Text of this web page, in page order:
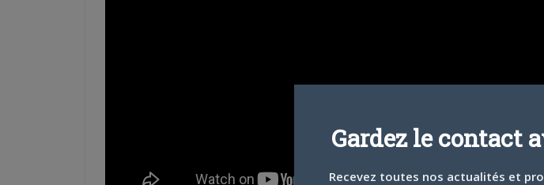
Gardez le contact
Recevez toutes nos actualités et